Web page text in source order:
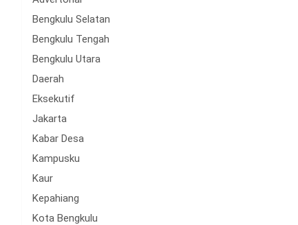
Bengkulu Selatan
Bengkulu Tengah
Bengkulu Utara
Daerah
Eksekutif
Jakarta
Kabar Desa
Kampusku
Kaur
Kepahiang
Kota Bengkulu